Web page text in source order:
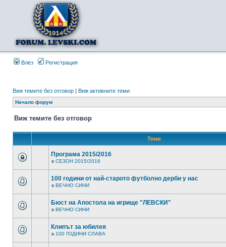
Влез Регистрация
Виж темите без отговор | Виж активните теми
Начало форум
Виж темите без отговор
Теми
Програма 2015/2016
в СЕЗОН 2015/2016
100 години от най-старото футболно дерби у нас
в ВЕЧНО СИНИ
Бюст на Апостола на игрище "ЛЕВСКИ"
в ВЕЧНО СИНИ
Клипът за юбилея
в 100 ГОДИНИ СЛАВА